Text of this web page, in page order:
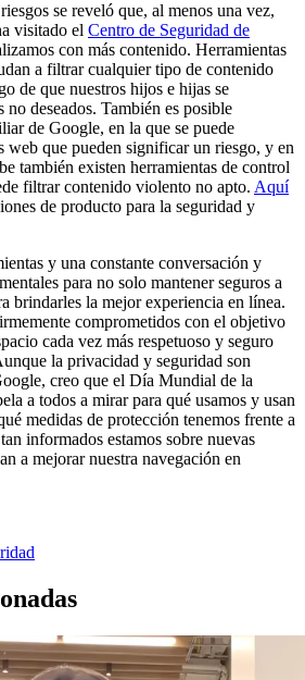
se reveló que, al menos una vez,
visitado el Centro de Seguridad de
con más contenido. Herramientas
a filtrar cualquier tipo de contenido
de que nuestros hijos e hijas se
no deseados. También es posible
de Google, en la que se puede
web que pueden significar un riesgo, y en
también existen herramientas de control
filtrar contenido violento no apto. Aquí
de producto para la seguridad y
y una constante conversación y
para no solo mantener seguros a
brindarles la mejor experiencia en línea.
comprometidos con el objetivo
cada vez más respetuoso y seguro
la privacidad y seguridad son
creo que el Día Mundial de la
a todos a mirar para qué usamos y usan
medidas de protección tenemos frente a
informados estamos sobre nuevas
a mejorar nuestra navegación en